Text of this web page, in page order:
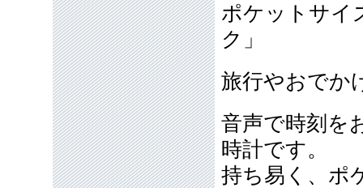
ポケットサイ
ク」
旅行やおでか
音声で時刻を
時計です。
持ち易く、ポ